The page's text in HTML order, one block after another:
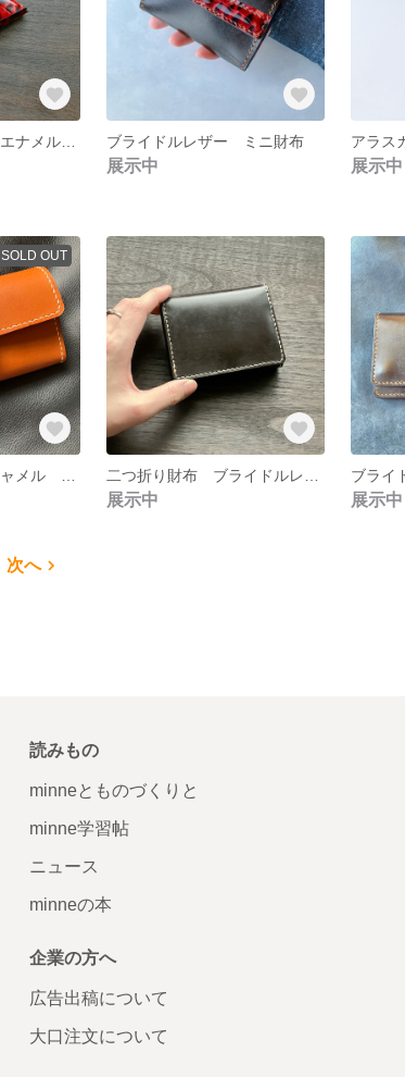
三角コインケース エナメル豹柄 羊革 ブライドルレザー ミニ財布
展示中 展示中
SOLD OUT
展示中 展示中
次へ
読みもの
minneとものづくりと
minne学習帖
ニュース
minneの本
企業の方へ
広告出稿について
大口注文について